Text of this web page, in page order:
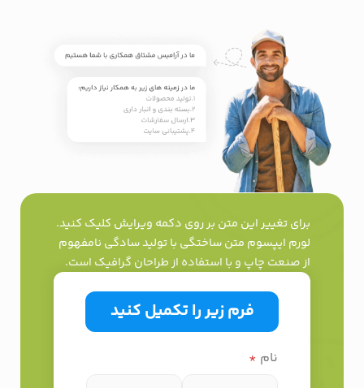
برای تغییر این متن بر روی دکمه ویرایش کلیک کنید.
لورم ایپسوم متن ساختگی با تولید سادگی نامفهوم
از صنعت چاپ و با استفاده از طراحان گرافیک است.
فرم زیر را تکمیل کنید
نام *